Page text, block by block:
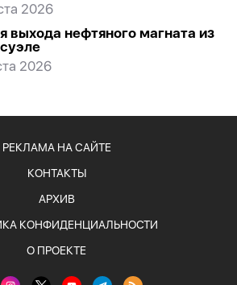
2026
нефтяного магната из
2026
РЕКЛАМА НА САЙТЕ
КОНТАКТЫ
АРХИВ
КОНФИДЕНЦИАЛЬНОСТИ
О ПРОЕКТЕ